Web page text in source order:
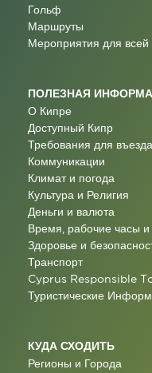
Гольф
Маршруты
Мероприятия для всей
ПОЛЕЗНАЯ
О Кипре
Доступный Кипр
Требования для въезда
Коммуникации
Климат и погода
Культура и Религия
Деньги и валюта
Время, рабочие часы и
Здоровье и
Транспорт
Cyprus Responsible
Туристические
КУДА СХОДИТЬ
Регионы и Города